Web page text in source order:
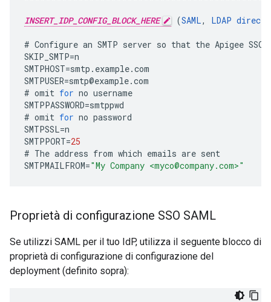
INSERT_IDP_CONFIG_BLOCK_HERE (SAML, LDAP direct
# Configure an SMTP server so that the Apigee SSO
SKIP_SMTP=n
SMTPHOST=smtp . example.com
SMTPUSER=smtp@example.com
# omit for no username
SMTPPASSWORD=smtppwd
# omit for no password
SMTPSSL=n
SMTPPORT=25
# The address from which emails are sent
SMTPMAILFROM="My Company <myco@company.com>"
Proprietà di configurazione SSO SAML
Se utilizzi SAML per il tuo IdP, utilizza il seguente blocco di
proprietà di configurazione di configurazione del
deployment (definito sopra):